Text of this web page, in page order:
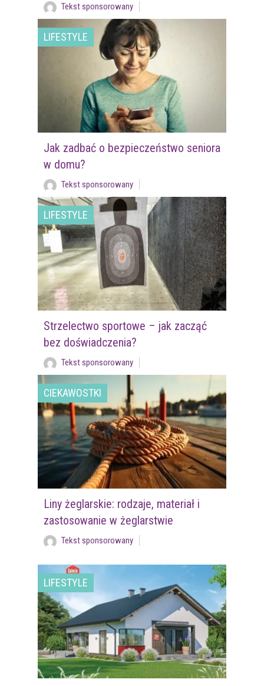
Tekst sponsorowany
LIFESTYLE
Jak zadbać o bezpieczeństwo seniora
w domu?
Tekst sponsorowany
LIFESTYLE
Strzelectwo sportowe – jak zacząć
bez doświadczenia?
Tekst sponsorowany
CIEKAWOSTKI
Liny żeglarskie: rodzaje, materiał i
zastosowanie w żeglarstwie
Tekst sponsorowany
LIFESTYLE